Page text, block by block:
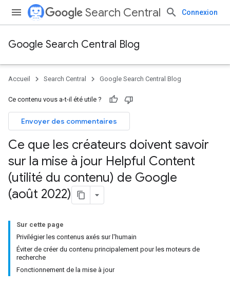
Search Central Connexion
Google Search Central Blog
Accueil Search Central Google Search Central Blog
Ce contenu vous a-t-il été utile ?
Envoyer des commentaires
Ce que les créateurs doivent savoir
sur la mise à jour Helpful Content
(utilité du contenu) de Google
(août 2022)
Sur cette page
Privilégier les contenus axés sur l'humain
Éviter de créer du contenu principalement pour les moteurs de
recherche
Fonctionnement de la mise à jour